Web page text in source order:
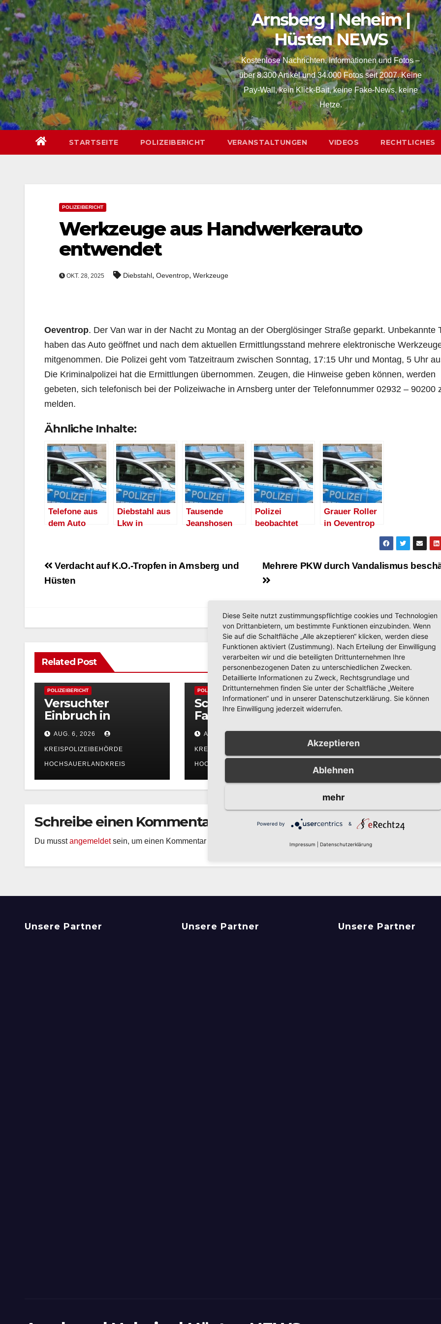
springen
Skip
to
content
Arnsberg | Neheim |
Hüsten NEWS
Kostenlose Nachrichten, Informationen und Fotos –
über 8.300 Artikel und 34.000 Fotos seit 2007. Keine
Pay-Wall, kein Klick-Bait, keine Fake-News, keine
Hetze.
STARTSEITE POLIZEIBERICHT VERANSTALTUNGEN VIDEOS RECHTLICHES
POLIZEIBERICHT
Werkzeuge aus Handwerkerauto
entwendet
OKT. 28, 2025 Diebstahl, Oeventrop, Werkzeuge
Oeventrop. Der Van war in der Nacht zu Montag an der Oberglösinger Straße geparkt. Unbekannte
haben das Auto geöffnet und nach dem aktuellen Ermittlungsstand mehrere elektronische
mitgenommen. Die Polizei geht vom Tatzeitraum zwischen Sonntag, 17:15 Uhr und Montag, 5 Uhr
Die Kriminalpolizei hat die Ermittlungen übernommen. Zeugen, die Hinweise geben können, werden
gebeten, sich telefonisch bei der Polizeiwache in Arnsberg unter der Telefonnummer 02932 – 90200
melden.
Ähnliche Inhalte:
Telefone aus
dem Auto
Diebstahl aus
Lkw in
Tausende
Jeanshosen
Polizei
beobachtet
Grauer Roller
in Oeventrop
Beitragsnavigation Mehrere PKW durch Vandalismus
Verdacht auf K.O.-Tropfen in Arnsberg und
Hüsten
Related Post
POLIZEIBERICHT
Versuchter
Einbruch in
Mehrfamilienhaus
in Alt-Arnsberg:
Polizei sucht
Zeugen
AUG. 6, 2026
KREISPOLIZEIBEHÖRDE
HOCHSAUERLANDKREIS
POLIZEIBERICHT
Schwerer
Fahrradunfall in Alt-
Arnsberg: Polizei
sucht Zeugen
AUG. 5, 2026
KREISPOLIZEIBEHÖRDE
HOCHSAUERLANDKREIS
POLIZEIBERICHT
Einbruch in
Arnsberg-
Niedereimer:
Polizei sucht
Zeugen
Schreibe einen Kommentar
Du musstangemeldetsein, um einen Kommentar abzugeben.
Unsere Partner Unsere Partner Unsere Partner
Diese Seite nutzt zustimmungspflichtige cookies und Technologien
von Drittanbietern, um bestimmte Funktionen einzubinden. Wenn
Sie auf die Schaltfläche „Alle akzeptieren“ klicken, werden diese
Funktionen aktiviert (Zustimmung). Nach Erteilung der Einwilligung
verarbeiten wir und die beteiligten Drittunternehmen Ihre
personenbezogenen Daten zu unterschiedlichen Zwecken.
Detaillierte Informationen zu Zweck, Rechtsgrundlage und
Drittunternehmen finden Sie unter der Schaltfläche „Weitere
Informationen“ und in unserer Datenschutzerklärung. Sie können
Ihre Einwilligung jederzeit widerrufen.
Akzeptieren
Ablehnen
mehr
Powered by &
Impressum Datenschutzerklärung